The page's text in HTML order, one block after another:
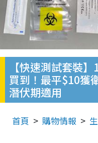
【快速測試套裝
買到！最平$10獲
潛伏期適用
首頁 購物情報